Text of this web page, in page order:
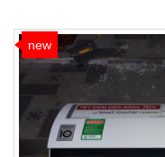
new